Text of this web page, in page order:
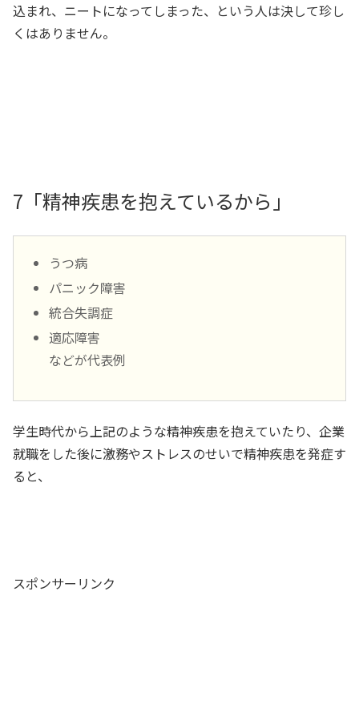
込まれ、ニートになってしまった、という人は決して珍し
くはありません。
7「精神疾患を抱えているから」
うつ病
パニック障害
統合失調症
適応障害
などが代表例
学生時代から上記のような精神疾患を抱えていたり、企業
就職をした後に激務やストレスのせいで精神疾患を発症す
ると、
スポンサーリンク